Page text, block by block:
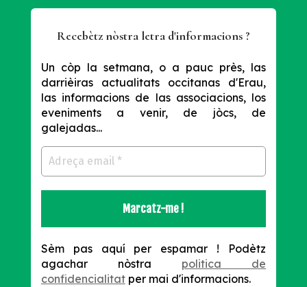
Recebètz nòstra letra d'informacions ?
Un còp la setmana, o a pauc près, las
darrièiras actualitats occitanas d'Erau,
las informacions de las associacions, los
eveniments a venir, de jòcs, de
galejadas...
Sèm pas aquí per espamar !
Podètz
agachar nòstra politica de
confidencialitatper mai d'informacions.